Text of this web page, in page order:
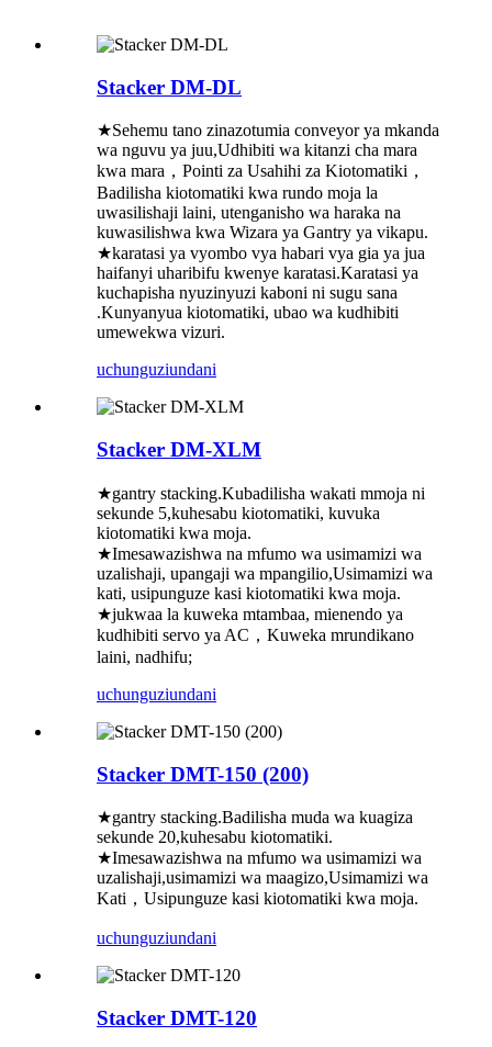
Stacker DM-DL
★Sehemu tano zinazotumia conveyor ya mkanda
wa nguvu ya juu,Udhibiti wa kitanzi cha mara
kwa mara，Pointi za Usahihi za Kiotomatiki，
Badilisha kiotomatiki kwa rundo moja la
uwasilishaji laini, utenganisho wa haraka na
kuwasilishwa kwa Wizara ya Gantry ya vikapu.
★karatasi ya vyombo vya habari vya gia ya jua
haifanyi uharibifu kwenye karatasi.Karatasi ya
kuchapisha nyuzinyuzi kaboni ni sugu sana
.Kunyanyua kiotomatiki, ubao wa kudhibiti
umewekwa vizuri.
uchunguziundani
Stacker DM-XLM
★gantry stacking.Kubadilisha wakati mmoja ni
sekunde 5,kuhesabu kiotomatiki, kuvuka
kiotomatiki kwa moja.
★Imesawazishwa na mfumo wa usimamizi wa
uzalishaji, upangaji wa mpangilio,Usimamizi wa
kati, usipunguze kasi kiotomatiki kwa moja.
★jukwaa la kuweka mtambaa, mienendo ya
kudhibiti servo ya AC，Kuweka mrundikano
laini, nadhifu;
uchunguziundani
Stacker DMT-150 (200)
★gantry stacking.Badilisha muda wa kuagiza
sekunde 20,kuhesabu kiotomatiki.
★Imesawazishwa na mfumo wa usimamizi wa
uzalishaji,usimamizi wa maagizo,Usimamizi wa
Kati，Usipunguze kasi kiotomatiki kwa moja.
uchunguziundani
Stacker DMT-120